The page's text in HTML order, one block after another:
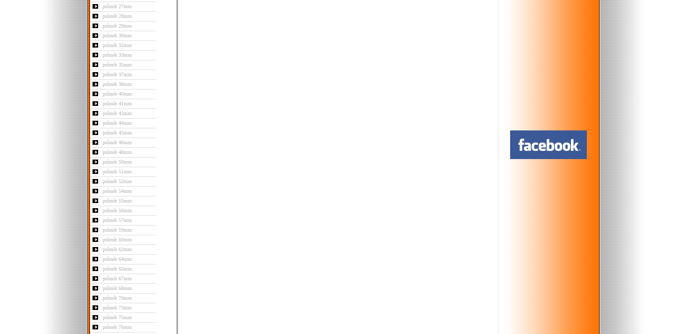
průměr 27mm
průměr 28mm
průměr 29mm
průměr 30mm
průměr 32mm
průměr 33mm
průměr 35mm
průměr 37mm
průměr 38mm
průměr 40mm
průměr 41mm
průměr 43mm
průměr 44mm
průměr 45mm
průměr 46mm
průměr 48mm
průměr 50mm
průměr 51mm
průměr 52mm
průměr 54mm
průměr 55mm
průměr 56mm
průměr 57mm
průměr 59mm
průměr 60mm
průměr 62mm
průměr 64mm
průměr 65mm
průměr 67mm
průměr 68mm
průměr 70mm
průměr 73mm
průměr 75mm
průměr 76mm